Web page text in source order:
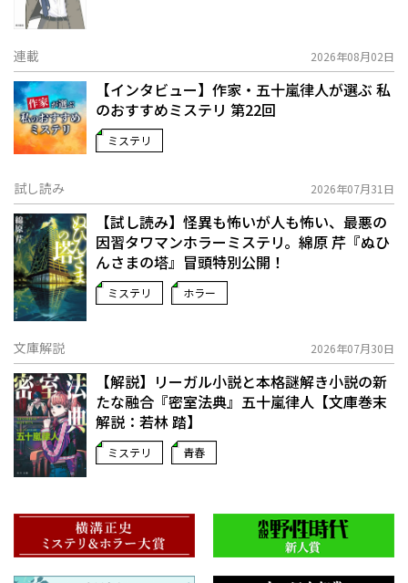
連載 2026年08月02日
【インタビュー】作家・五十嵐律人が選ぶ 私
のおすすめミステリ 第22回
ミステリ
試し読み 2026年07月31日
【試し読み】怪異も怖いが人も怖い、最悪の
因習タワマンホラーミステリ。綿原 芹『ぬひ
んさまの塔』冒頭特別公開！
ミステリ ホラー
文庫解説 2026年07月30日
【解説】リーガル小説と本格謎解き小説の新
たな融合――『密室法典』五十嵐律人【文庫巻末
解説：若林 踏】
ミステリ 青春